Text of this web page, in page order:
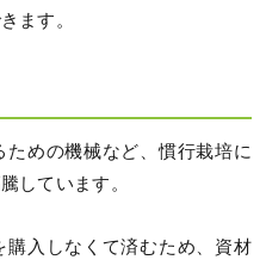
ます。
めの機械など、慣行栽培に
しています。
購入しなくて済むため、資材